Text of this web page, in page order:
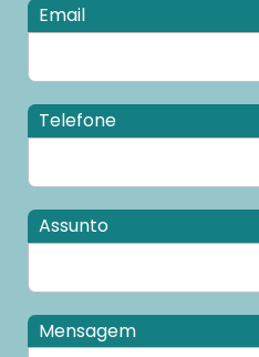
Email
Telefone
Assunto
Mensagem